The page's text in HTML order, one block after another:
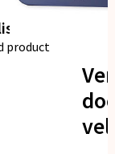
product